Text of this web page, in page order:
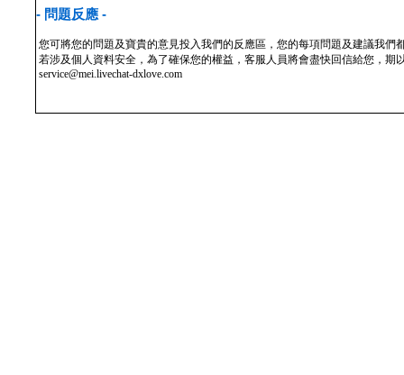
- 問題反應 -
您可將您的問題及寶貴的意見投入我們的反應區，您的每項問題及建議我
若涉及個人資料安全，為了確保您的權益，客服人員將會盡快回信給您，
service@mei.livechat-dxlove.com